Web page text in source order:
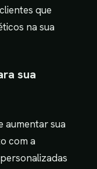
que
na sua
sua
aumentar sua
com a